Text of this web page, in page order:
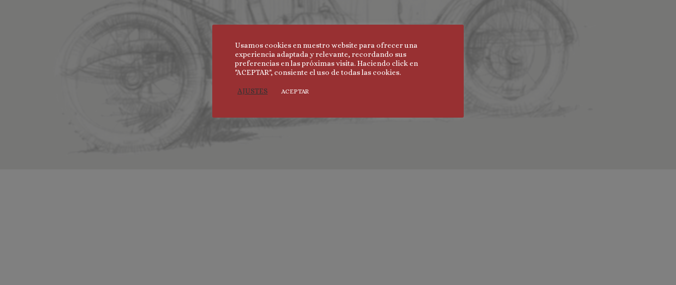
Usamos cookies en nuestro website para ofrecer una
experiencia adaptada y relevante, recordando sus
preferencias en las próximas visita. Haciendo click en
"ACEPTAR", consiente el uso de todas las cookies.
AJUSTES ACEPTAR